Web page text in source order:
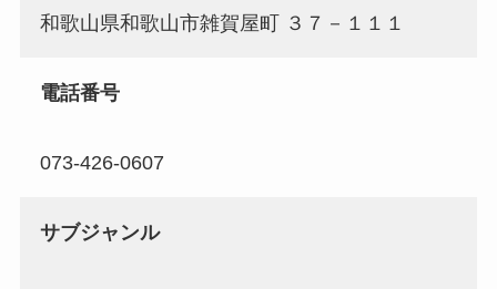
和歌山県和歌山市雑賀屋町 ３７－１１１
電話番号
073-426-0607
サブジャンル